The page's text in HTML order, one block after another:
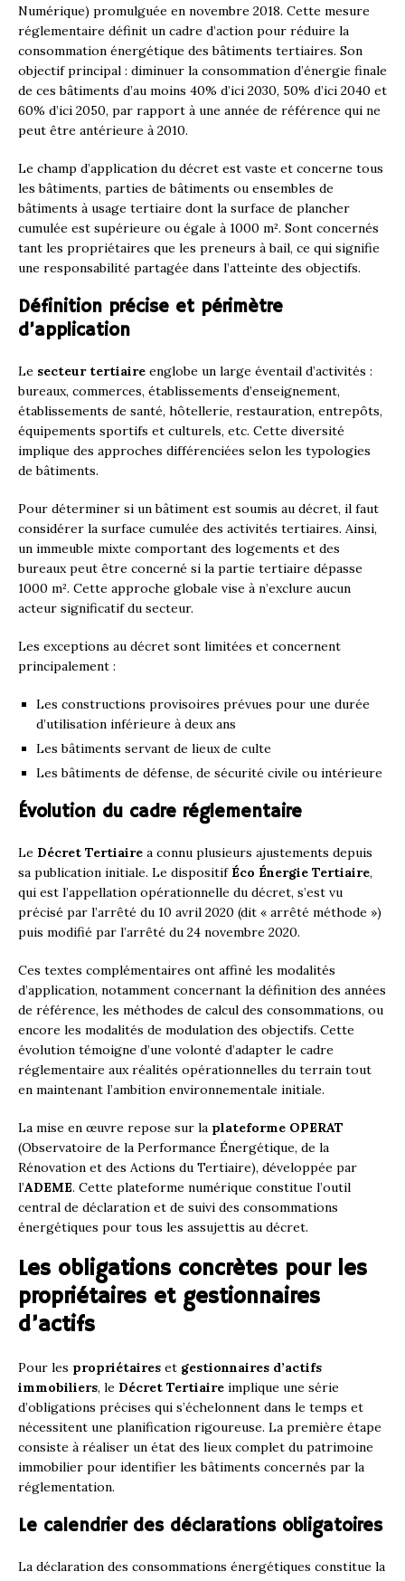
Numérique) promulguée en novembre 2018. Cette mesure
réglementaire définit un cadre d’action pour réduire la
consommation énergétique des bâtiments tertiaires. Son
objectif principal : diminuer la consommation d’énergie finale
de ces bâtiments d’au moins 40% d’ici 2030, 50% d’ici 2040 et
60% d’ici 2050, par rapport à une année de référence qui ne
peut être antérieure à 2010.
Le champ d’application du décret est vaste et concerne tous
les bâtiments, parties de bâtiments ou ensembles de
bâtiments à usage tertiaire dont la surface de plancher
cumulée est supérieure ou égale à 1000 m². Sont concernés
tant les propriétaires que les preneurs à bail, ce qui signifie
une responsabilité partagée dans l’atteinte des objectifs.
Définition précise et périmètre
d’application
Le secteur tertiaire englobe un large éventail d’activités :
bureaux, commerces, établissements d’enseignement,
établissements de santé, hôtellerie, restauration, entrepôts,
équipements sportifs et culturels, etc. Cette diversité
implique des approches différenciées selon les typologies
de bâtiments.
Pour déterminer si un bâtiment est soumis au décret, il faut
considérer la surface cumulée des activités tertiaires. Ainsi,
un immeuble mixte comportant des logements et des
bureaux peut être concerné si la partie tertiaire dépasse
1000 m². Cette approche globale vise à n’exclure aucun
acteur significatif du secteur.
Les exceptions au décret sont limitées et concernent
principalement :
Les constructions provisoires prévues pour une durée
d’utilisation inférieure à deux ans
Les bâtiments servant de lieux de culte
Les bâtiments de défense, de sécurité civile ou intérieure
Évolution du cadre réglementaire
Le Décret Tertiaire a connu plusieurs ajustements depuis
sa publication initiale. Le dispositif Éco Énergie Tertiaire,
qui est l’appellation opérationnelle du décret, s’est vu
précisé par l’arrêté du 10 avril 2020 (dit « arrêté méthode »)
puis modifié par l’arrêté du 24 novembre 2020.
Ces textes complémentaires ont affiné les modalités
d’application, notamment concernant la définition des années
de référence, les méthodes de calcul des consommations, ou
encore les modalités de modulation des objectifs. Cette
évolution témoigne d’une volonté d’adapter le cadre
réglementaire aux réalités opérationnelles du terrain tout
en maintenant l’ambition environnementale initiale.
La mise en œuvre repose sur la plateforme OPERAT
(Observatoire de la Performance Énergétique, de la
Rénovation et des Actions du Tertiaire), développée par
l’ADEME. Cette plateforme numérique constitue l’outil
central de déclaration et de suivi des consommations
énergétiques pour tous les assujettis au décret.
Les obligations concrètes pour les
propriétaires et gestionnaires
d’actifs
Pour les propriétaires et gestionnaires d’actifs
immobiliers, le Décret Tertiaire implique une série
d’obligations précises qui s’échelonnent dans le temps et
nécessitent une planification rigoureuse. La première étape
consiste à réaliser un état des lieux complet du patrimoine
immobilier pour identifier les bâtiments concernés par la
réglementation.
Le calendrier des déclarations obligatoires
La déclaration des consommations énergétiques constitue la